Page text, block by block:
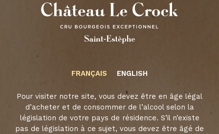
CHÂTEAU LA
CROIX ST-
ESTÈPHE
FRANÇAIS ENGLISH
Pour visiter notre site, vous devez être en âge légal
d’acheter et de consommer de l’alcool selon la
législation de votre pays de résidence. S’il n’existe
pas de législation à ce sujet, vous devez être âgé de